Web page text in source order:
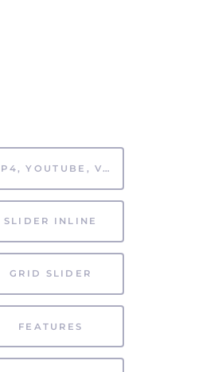
MP4, YOUTUBE, VIMEO
SLIDER INLINE
GRID SLIDER
FEATURES